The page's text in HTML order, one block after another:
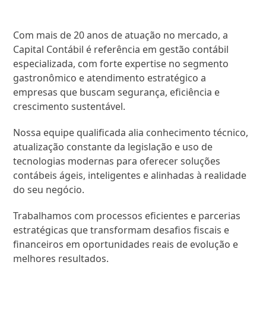
Com mais de 20 anos de atuação no mercado, a
Capital Contábil é referência em gestão contábil
especializada, com forte expertise no segmento
gastronômico e atendimento estratégico a
empresas que buscam segurança, eficiência e
crescimento sustentável.
Nossa equipe qualificada alia conhecimento técnico,
atualização constante da legislação e uso de
tecnologias modernas para oferecer soluções
contábeis ágeis, inteligentes e alinhadas à realidade
do seu negócio.
Trabalhamos com processos eficientes e parcerias
estratégicas que transformam desafios fiscais e
financeiros em oportunidades reais de evolução e
melhores resultados.